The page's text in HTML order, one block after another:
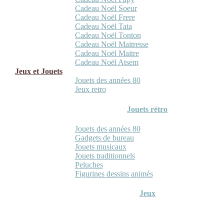
Cadeau Noël Soeur
Cadeau Noël Frere
Cadeau Noël Tata
Cadeau Noël Tonton
Cadeau Noël Maitresse
Cadeau Noël Maitre
Cadeau Noël Atsem
Jeux et Jouets
Jouets des années 80
Jeux retro
Jouets rétro
Jouets des années 80
Gadgets de bureau
Jouets musicaux
Jouets traditionnels
Peluches
Figurines dessins animés
Jeux